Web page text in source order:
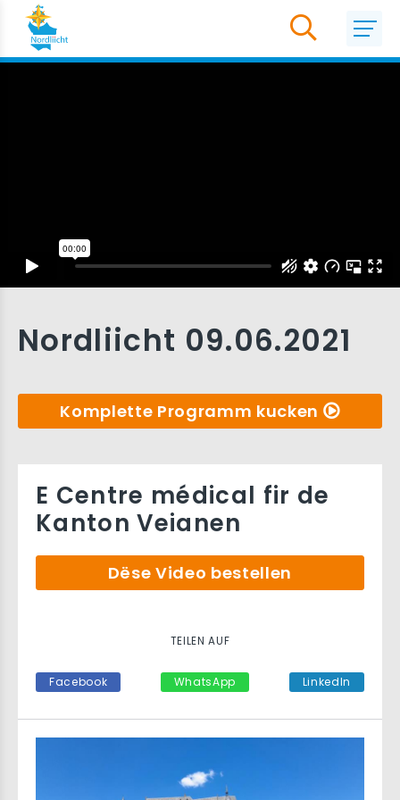
Nordliicht 09.06.2021
Komplette Programm kucken
E Centre médical fir de
Kanton Veianen
Dëse Video bestellen
TEILEN AUF
Facebook WhatsApp LinkedIn